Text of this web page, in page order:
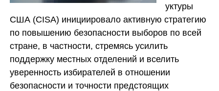
уктуры
США (CISA) инициировало активную стратегию
по повышению безопасности выборов по всей
стране, в частности, стремясь усилить
поддержку местных отделений и вселить
уверенность избирателей в отношении
безопасности и точности предстоящих